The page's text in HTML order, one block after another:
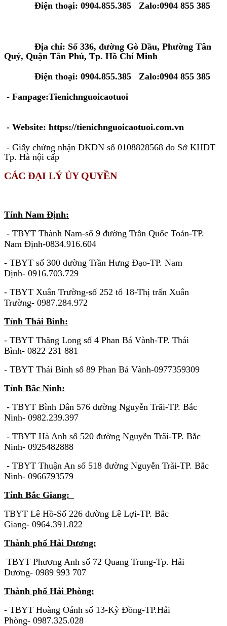
Điện thoại: 0904.855.385 Zalo:0904 855 385
Địa chỉ: Số 336, đường Gò Dầu, Phường Tân
Quý, Quận Tân Phú, Tp. Hồ Chí Minh
Điện thoại: 0904.855.385 Zalo:0904 855 385
- Fanpage:Tienichnguoicaotuoi
- Website: https://tienichnguoicaotuoi.com.vn
- Giấy chứng nhận ĐKDN số 0108828568 do Sở KHĐT
Tp. Hà nội cấp
CÁC ĐẠI LÝ ỦY QUYỀN
Tỉnh Nam Định:
- TBYT Thành Nam-số 9 đường Trần Quốc Toản-TP.
Nam Định-0834.916.604
- TBYT số 300 đường Trần Hưng Đạo-TP. Nam
Định- 0916.703.729
- TBYT Xuân Trường-số 252 tổ 18-Thị trấn Xuân
Trường- 0987.284.972
Tỉnh Thái Bình:
- TBYT Thăng Long số 4 Phan Bá Vành-TP. Thái
Bình- 0822 231 881
- TBYT Thái Bình số 89 Phan Bá Vành-0977359309
Tỉnh Bắc Ninh:
- TBYT Bình Dân 576 đường Nguyễn Trãi-TP. Bắc
Ninh- 0982.239.397
- TBYT Hà Anh số 520 đường Nguyễn Trãi-TP. Bắc
Ninh- 0925482888
- TBYT Thuận An số 518 đường Nguyễn Trãi-TP. Bắc
Ninh- 0966793579
Tỉnh Bắc Giang:
TBYT Lê Hồ-Số 226 đường Lê Lợi-TP. Bắc
Giang- 0964.391.822
Thành phố Hải Dương:
TBYT Phương Anh số 72 Quang Trung-Tp. Hải
Dương- 0989 993 707
Thành phố Hải Phòng:
- TBYT Hoàng Oánh số 13-Kỳ Đồng-TP.Hải
Phòng- 0987.325.028